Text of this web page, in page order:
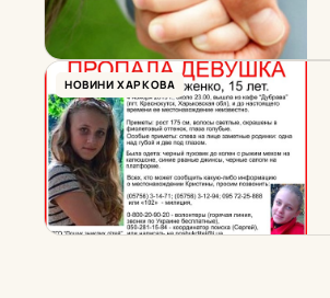
НОВИНИ ХАРКОВА